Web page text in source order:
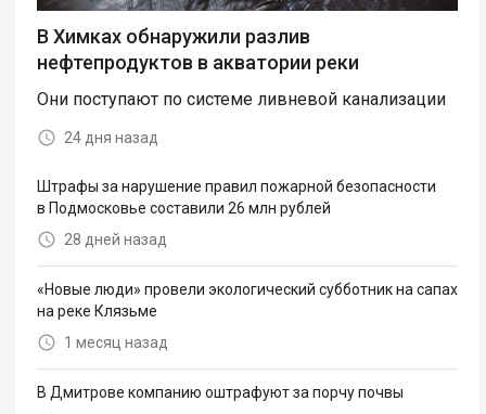
В Химках обнаружили разлив
нефтепродуктов в акватории реки
Они поступают по системе ливневой канализации
24 дня назад
Штрафы за нарушение правил пожарной безопасности
в Подмосковье составили 26 млн рублей
28 дней назад
«Новые люди» провели экологический субботник на сапах
на реке Клязьме
1 месяц назад
В Дмитрове компанию оштрафуют за порчу почвы